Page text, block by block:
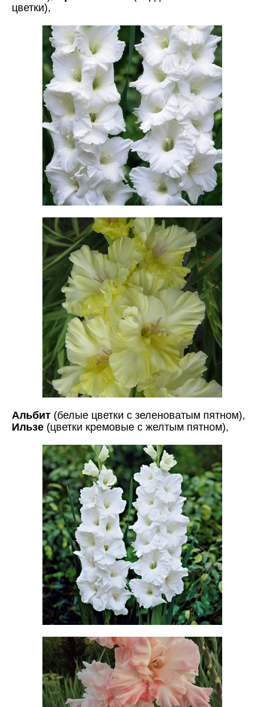
цветки),
Альбит (белые цветки с зеленоватым пятном),
Ильзе (цветки кремовые с желтым пятном),